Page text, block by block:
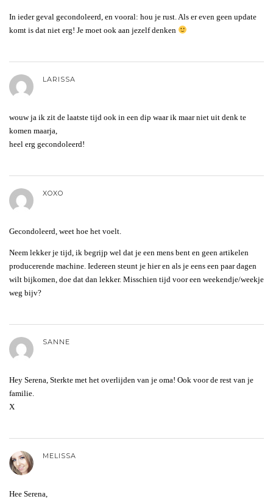
In ieder geval gecondoleerd, en vooral: hou je rust. Als er even geen update
komt is dat niet erg! Je moet ook aan jezelf denken
LARISSA
wouw ja ik zit de laatste tijd ook in een dip waar ik maar niet uit denk te
komen maarja,
heel erg gecondoleerd!
XOXO
Gecondoleerd, weet hoe het voelt.
Neem lekker je tijd, ik begrijp wel dat je een mens bent en geen artikelen
producerende machine. Iedereen steunt je hier en als je eens een paar dagen
wilt bijkomen, doe dat dan lekker. Misschien tijd voor een weekendje/weekje
weg bijv?
SANNE
Hey Serena, Sterkte met het overlijden van je oma! Ook voor de rest van je
familie.
X
MELISSA
Hee Serena,